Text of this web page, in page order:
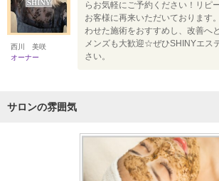
西川 美咲
オーナー
らお気軽にご予約ください！リピ
お客様に再来いただいております
わせた施術をおすすめし、改善へ
メンズも大歓迎☆ぜひSHINYエス
さい。
サロンの雰囲気